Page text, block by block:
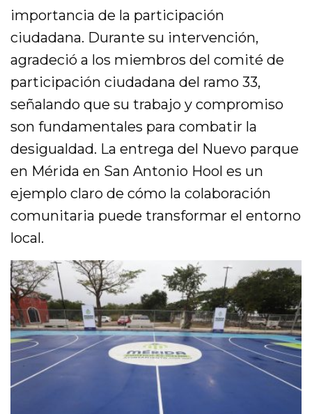
importancia de la participación
ciudadana. Durante su intervención,
agradeció a los miembros del comité de
participación ciudadana del ramo 33,
señalando que su trabajo y compromiso
son fundamentales para combatir la
desigualdad. La entrega del Nuevo parque
en Mérida en San Antonio Hool es un
ejemplo claro de cómo la colaboración
comunitaria puede transformar el entorno
local.